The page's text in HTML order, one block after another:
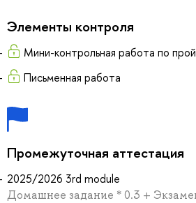
Элементы контроля
Мини-контрольная работа по
Письменная работа
Промежуточная аттестация
2025/2026 3rd module
Домашнее задание * 0.3 +